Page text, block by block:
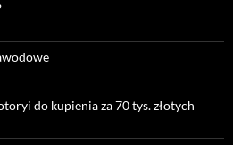
do kupienia za 70 tys. złotych